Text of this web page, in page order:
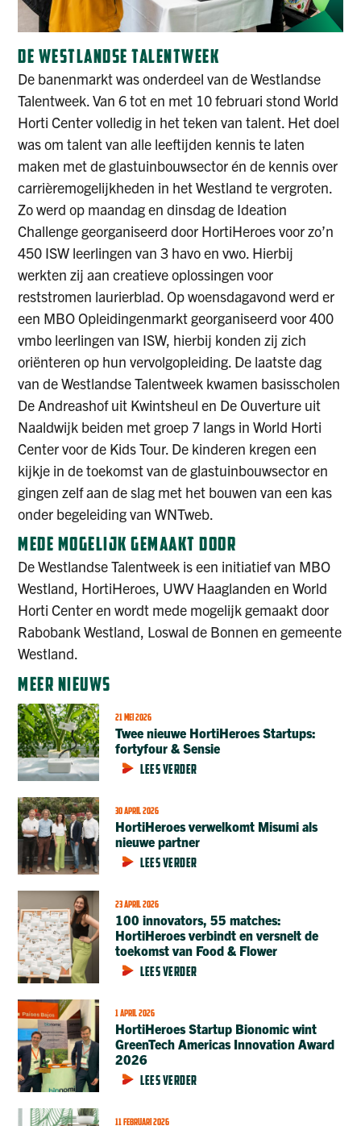
DE WESTLANDSE TALENTWEEK
De banenmarkt was onderdeel van de Westlandse
Talentweek. Van 6 tot en met 10 februari stond World
Horti Center volledig in het teken van talent. Het doel
was om talent van alle leeftijden kennis te laten
maken met de glastuinbouwsector én de kennis over
carrièremogelijkheden in het Westland te vergroten.
Zo werd op maandag en dinsdag de Ideation
Challenge georganiseerd door HortiHeroes voor zo’n
450 ISW leerlingen van 3 havo en vwo. Hierbij
werkten zij aan creatieve oplossingen voor
reststromen laurierblad. Op woensdagavond werd er
een MBO Opleidingenmarkt georganiseerd voor 400
vmbo leerlingen van ISW, hierbij konden zij zich
oriënteren op hun vervolgopleiding. De laatste dag
van de Westlandse Talentweek kwamen basisscholen
De Andreashof uit Kwintsheul en De Ouverture uit
Naaldwijk beiden met groep 7 langs in World Horti
Center voor de Kids Tour. De kinderen kregen een
kijkje in de toekomst van de glastuinbouwsector en
gingen zelf aan de slag met het bouwen van een kas
onder begeleiding van WNTweb.
MEDE MOGELIJK GEMAAKT DOOR
De Westlandse Talentweek is een initiatief van MBO
Westland, HortiHeroes, UWV Haaglanden en World
Horti Center en wordt mede mogelijk gemaakt door
Rabobank Westland, Loswal de Bonnen en gemeente
Westland.
MEER NIEUWS
21 MEI 2026
Twee nieuwe HortiHeroes Startups:
fortyfour & Sensie
LEES VERDER
30 APRIL 2026
HortiHeroes verwelkomt Misumi als
nieuwe partner
LEES VERDER
23 APRIL 2026
100 innovators, 55 matches:
HortiHeroes verbindt en versnelt de
toekomst van Food & Flower
LEES VERDER
1 APRIL 2026
HortiHeroes Startup Bionomic wint
GreenTech Americas Innovation Award
2026
LEES VERDER
11 FEBRUARI 2026